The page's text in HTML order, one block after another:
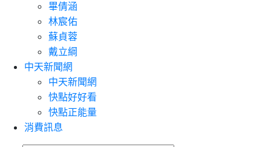
畢倩涵
林宸佑
蘇貞蓉
戴立綱
中天新聞網
中天新聞網
快點好好看
快點正能量
消費訊息